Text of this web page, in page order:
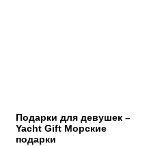
Подарки для девушек –
Yacht Gift Морские
подарки